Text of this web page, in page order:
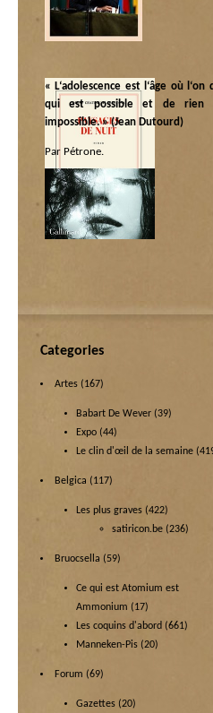
« L‘adolescence est l‘âge où
qui est possible et de rien
impossible. » (Jean Dutourd)
Par Pétrone.
Catégorie :
Libri|Scénarios
Categories
Artes (167)
Babart De Wever (39)
Expo (44)
Le clin d'œil de la semaine
Belgica (117)
Les plus graves (422)
satiricon.be (236)
Bruocsella (59)
Ce qui est Atomium est
Ammonium (17)
Les coquins d'abord (661)
Manneken-Pis (20)
Forum (69)
Gazettes (20)